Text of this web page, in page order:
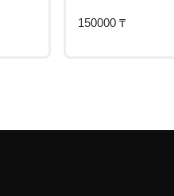
150000 ₸